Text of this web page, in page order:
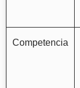
Competencia